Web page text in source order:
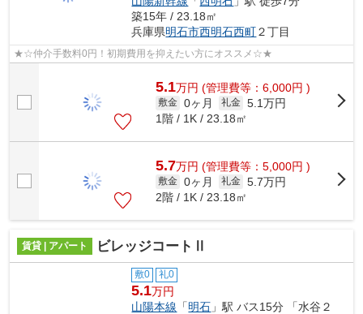
築15年 / 23.18㎡
兵庫県明石市西明石西町２丁目
★☆仲介手数料0円！初期費用を抑えたい方にオススメ☆★
5.1万円 (管理費等：6,000円 )
敷金 0ヶ月 礼金 5.1万円
1階 / 1K / 23.18㎡
5.7万円 (管理費等：5,000円 )
敷金 0ヶ月 礼金 5.7万円
2階 / 1K / 23.18㎡
賃貸 | アパート ビレッジコートⅡ
敷0 礼0
5.1万円
山陽本線 「明石 」駅 バス15分 「水谷２